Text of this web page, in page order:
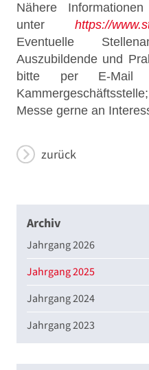
Nähere
unter https://
Eventuelle
Auszubildende und
bitte per E-
Messe gerne an
zurück
Archiv
Jahrgang 2026
Jahrgang 2025
Jahrgang 2024
Jahrgang 2023